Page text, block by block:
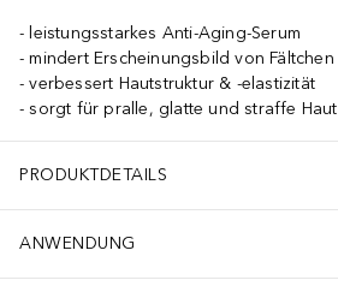
leistungsstarkes Anti-Aging-Serum
mindert Erscheinungsbild von Fältchen
verbessert Hautstruktur & -elastizität
sorgt für pralle, glatte und straffe Haut
PRODUKTDETAILS
ANWENDUNG